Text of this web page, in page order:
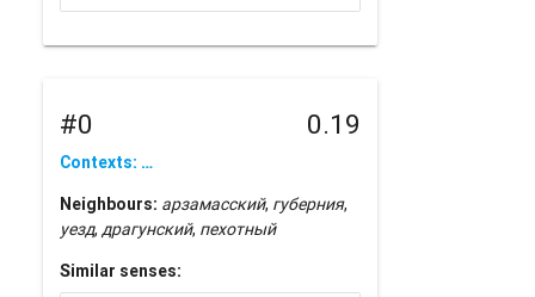
#0 0.19
Contexts: …
Neighbours: арзамасский, губерния,
уезд,драгунский, пехотный
Similar senses: